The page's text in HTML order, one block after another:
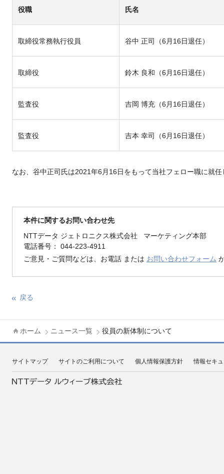
役職 氏名
取締役常務執行役員 谷中 正司（6月16日退任）
取締役 鈴木 良和（6月16日退任）
監査役 吉岡 博充（6月16日退任）
監査役 吉本 幸司（6月16日退任）
なお、谷中正司氏は2021年6月16日をもって当社フェロー職に就任
本件に関するお問い合わせ先
NTTデータ ジェトロニクス株式会社 マーケティング本部
電話番号： 044-223-4911
ご意見・ご質問などは、お電話 または お問い合わせフォーム
戻る
ホーム ニュース一覧 役員の新体制について
サイトマップ サイトのご利用について 個人情報保護方針 情報セキ